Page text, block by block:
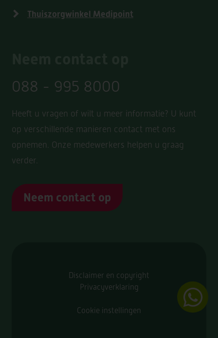
Thuiszorgwinkel Medipoint
088 - 995 8000
Heeft u vragen of wilt u meer informatie? U kunt
op verschillende manieren contact met ons
opnemen. Onze medewerkers helpen u graag
verder.
Neem contact op
Disclaimer en copyright
Privacyverklaring
Cookie instellingen